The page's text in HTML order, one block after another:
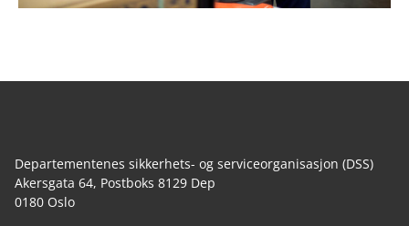
Departementenes sikkerhets- og serviceorganisasjon (DSS)
Akersgata 64, Postboks 8129 Dep
0180 Oslo